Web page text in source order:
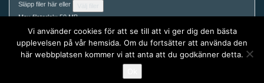
Släpp filer här eller
Max filstorlek: 50 MB.
ett exaktare pris.
Vi använder cookies för att se till att vi ger dig den bästa
upplevelsen på vår hemsida. Om du fortsätter att använda den
här webbplatsen kommer vi att anta att du godkänner detta.